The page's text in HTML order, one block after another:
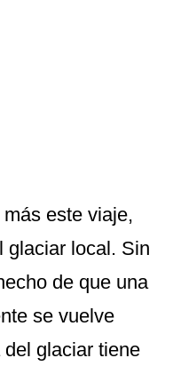
este viaje,
glaciar local. Sin
de que una
se vuelve
glaciar tiene